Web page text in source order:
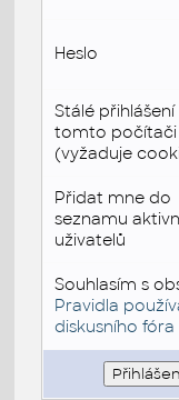
Heslo
Stálé přihlášení
tomto počítači
(vyžaduje
Přidat mne do
seznamu
uživatelů
Souhlasím s
Pravidla
diskusního fóra